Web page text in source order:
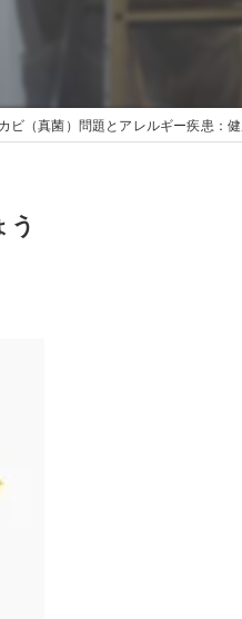
ビ（真菌）問題とアレルギー疾患：
う